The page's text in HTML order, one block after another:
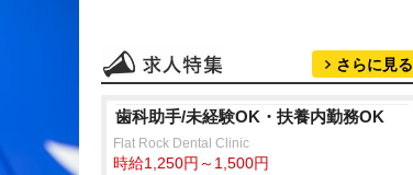
さらに見る
歯科助手/未経験OK・扶養内勤務OK
Flat Rock Dental Clinic
時給1,250円～1,500円